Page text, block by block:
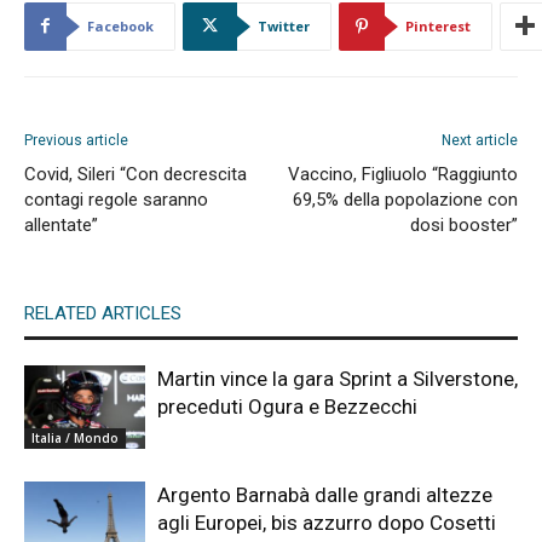
Facebook Twitter Pinterest
Previous article
Covid, Sileri “Con decrescita
contagi regole saranno
allentate”
Next article
Vaccino, Figliuolo “Raggiunto
69,5% della popolazione con
dosi booster”
RELATED ARTICLES
Italia / Mondo
Martin vince la gara Sprint a Silverstone,
preceduti Ogura e Bezzecchi
Argento Barnabà dalle grandi altezze
agli Europei, bis azzurro dopo Cosetti